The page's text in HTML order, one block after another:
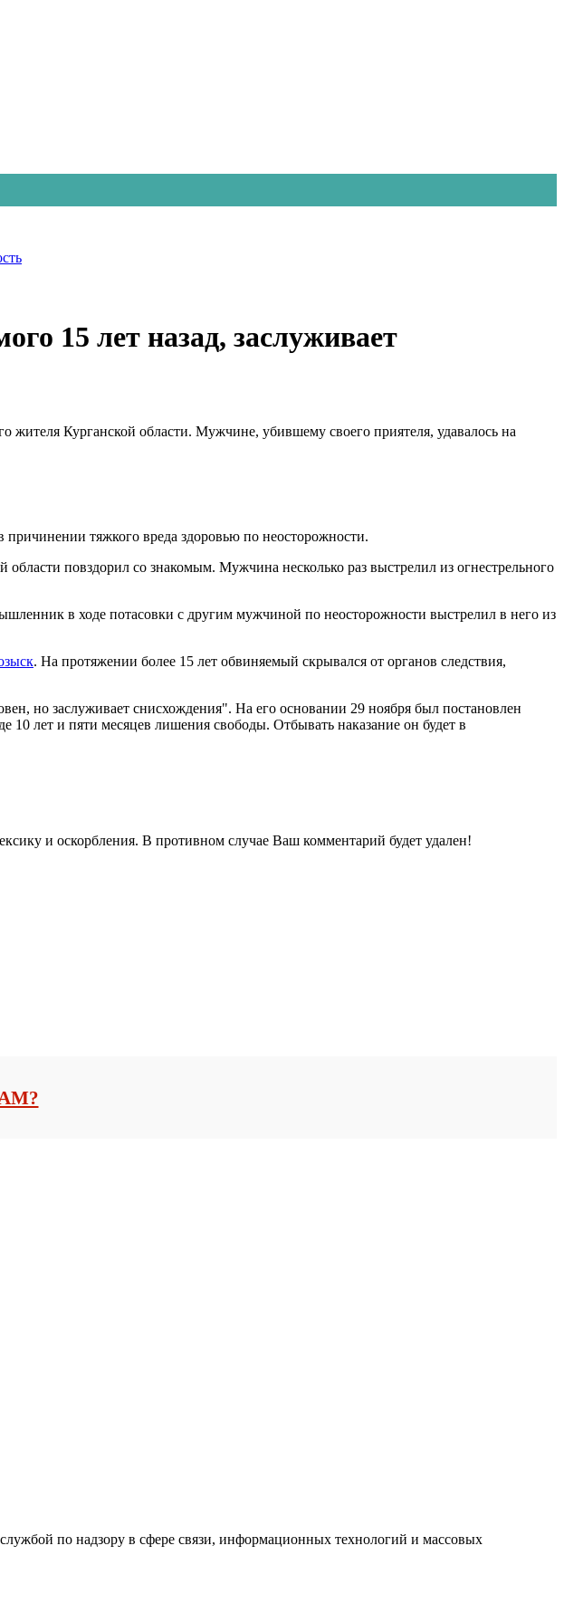
15 лет назад, заслуживает
Курганской области. Мужчине, убившему своего приятеля, удавалось на
тяжкого вреда здоровью по неосторожности.
повздорил со знакомым. Мужчина несколько раз выстрелил из огнестрельного
в ходе потасовки с другим мужчиной по неосторожности выстрелил в него из
. На протяжении более 15 лет обвиняемый скрывался от органов следствия,
но заслуживает снисхождения". На его основании 29 ноября был постановлен
лет и пяти месяцев лишения свободы. Отбывать наказание он будет в
и оскорбления. В противном случае Ваш комментарий будет удален!
по надзору в сфере связи, информационных технологий и массовых